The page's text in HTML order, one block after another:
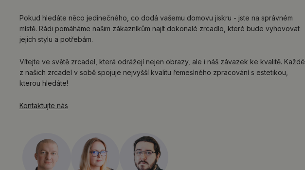
Pokud hledáte něco jedinečného, co dodá vašemu domovu jiskru - jste na správném
místě. Rádi pomáháme našim zákazníkům najít dokonalé zrcadlo, které bude vyhovovat
jejich stylu a potřebám.
Vítejte ve světě zrcadel, která odrážejí nejen obrazy, ale i náš závazek ke kvalitě. Každé
z našich zrcadel v sobě spojuje nejvyšší kvalitu řemeslného zpracování s estetikou,
kterou hledáte!
Kontaktujte nás